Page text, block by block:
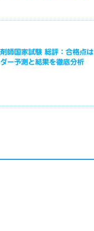
師国家試験 総評：合格点は
ー予測と結果を徹底分析